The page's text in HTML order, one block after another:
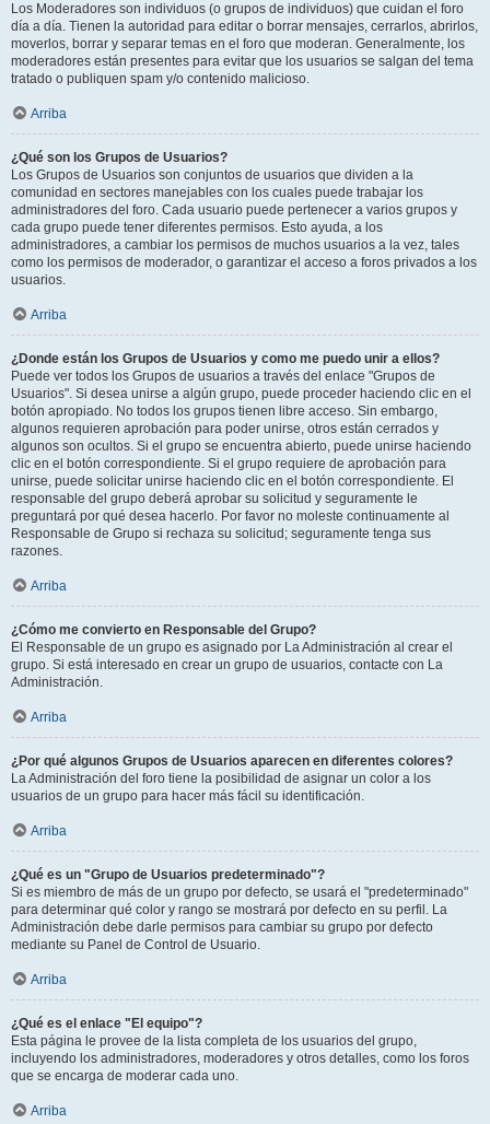
Los Moderadores son individuos (o grupos de individuos) que cuidan el foro
día a día. Tienen la autoridad para editar o borrar mensajes, cerrarlos, abrirlos,
moverlos, borrar y separar temas en el foro que moderan. Generalmente, los
moderadores están presentes para evitar que los usuarios se salgan del tema
tratado o publiquen spam y/o contenido malicioso.
Arriba
¿Qué son los Grupos de Usuarios?
Los Grupos de Usuarios son conjuntos de usuarios que dividen a la
comunidad en sectores manejables con los cuales puede trabajar los
administradores del foro. Cada usuario puede pertenecer a varios grupos y
cada grupo puede tener diferentes permisos. Esto ayuda, a los
administradores, a cambiar los permisos de muchos usuarios a la vez, tales
como los permisos de moderador, o garantizar el acceso a foros privados a los
usuarios.
Arriba
¿Donde están los Grupos de Usuarios y como me puedo unir a ellos?
Puede ver todos los Grupos de usuarios a través del enlace "Grupos de
Usuarios". Si desea unirse a algún grupo, puede proceder haciendo clic en el
botón apropiado. No todos los grupos tienen libre acceso. Sin embargo,
algunos requieren aprobación para poder unirse, otros están cerrados y
algunos son ocultos. Si el grupo se encuentra abierto, puede unirse haciendo
clic en el botón correspondiente. Si el grupo requiere de aprobación para
unirse, puede solicitar unirse haciendo clic en el botón correspondiente. El
responsable del grupo deberá aprobar su solicitud y seguramente le
preguntará por qué desea hacerlo. Por favor no moleste continuamente al
Responsable de Grupo si rechaza su solicitud; seguramente tenga sus
razones.
Arriba
¿Cómo me convierto en Responsable del Grupo?
El Responsable de un grupo es asignado por La Administración al crear el
grupo. Si está interesado en crear un grupo de usuarios, contacte con La
Administración.
Arriba
¿Por qué algunos Grupos de Usuarios aparecen en diferentes colores?
La Administración del foro tiene la posibilidad de asignar un color a los
usuarios de un grupo para hacer más fácil su identificación.
Arriba
¿Qué es un "Grupo de Usuarios predeterminado"?
Si es miembro de más de un grupo por defecto, se usará el "predeterminado"
para determinar qué color y rango se mostrará por defecto en su perfil. La
Administración debe darle permisos para cambiar su grupo por defecto
mediante su Panel de Control de Usuario.
Arriba
¿Qué es el enlace "El equipo"?
Esta página le provee de la lista completa de los usuarios del grupo,
incluyendo los administradores, moderadores y otros detalles, como los foros
que se encarga de moderar cada uno.
Arriba